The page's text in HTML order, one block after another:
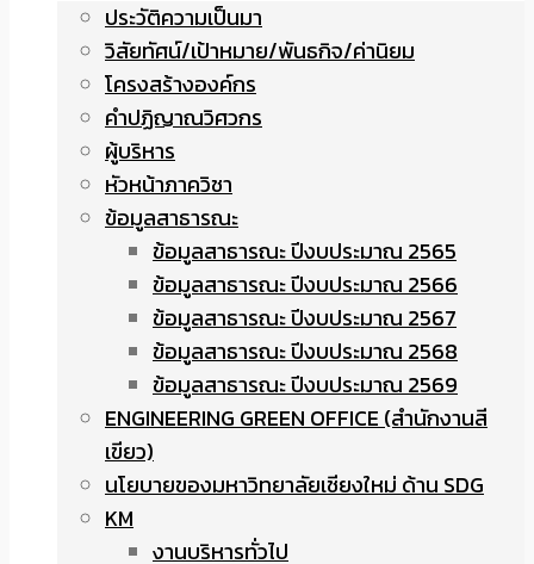
ประวัติความเป็นมา
วิสัยทัศน์/เป้าหมาย/พันธกิจ/ค่านิยม
โครงสร้างองค์กร
คำปฏิญาณวิศวกร
ผู้บริหาร
หัวหน้าภาควิชา
ข้อมูลสาธารณะ
ข้อมูลสาธารณะ ปีงบประมาณ 2565
ข้อมูลสาธารณะ ปีงบประมาณ 2566
ข้อมูลสาธารณะ ปีงบประมาณ 2567
ข้อมูลสาธารณะ ปีงบประมาณ 2568
ข้อมูลสาธารณะ ปีงบประมาณ 2569
ENGINEERING GREEN OFFICE (สำนักงานสี
เขียว)
นโยบายของมหาวิทยาลัยเชียงใหม่ ด้าน SDG
KM
งานบริหารทั่วไป